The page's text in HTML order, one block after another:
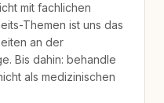
mit fachlichen
Themen ist uns das
an der
Bis dahin: behandle
als medizinischen